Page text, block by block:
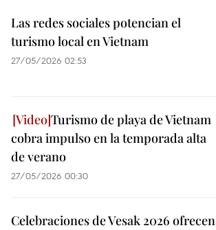
Las redes sociales potencian el
turismo local en Vietnam
27/05/2026 02:53
Turismo de playa de Vietnam
cobra impulso en la temporada alta
de verano
27/05/2026 00:30
Celebraciones de Vesak 2026 ofrecen